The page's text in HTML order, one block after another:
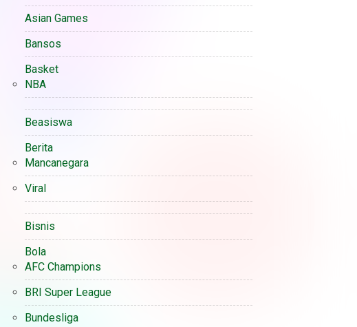
Asian Games
Bansos
Basket
NBA
Beasiswa
Berita
Mancanegara
Viral
Bisnis
Bola
AFC Champions
BRI Super League
Bundesliga